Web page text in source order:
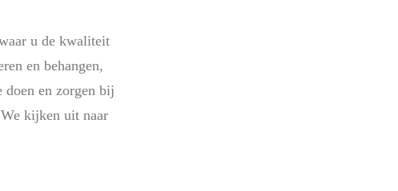
u de kwaliteit
en behangen,
en zorgen bij
kijken uit naar